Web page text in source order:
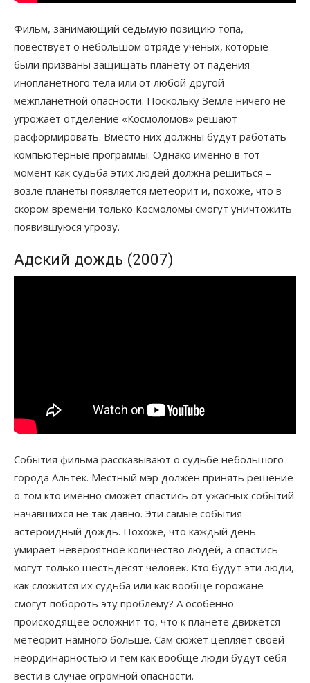
Фильм, занимающий седьмую позицию топа,
повествует о небольшом отряде ученых, которые
были призваны защищать планету от падения
инопланетного тела или от любой другой
межпланетной опасности. Поскольку Земле ничего не
угрожает отделение «Космоломов» решают
расформировать. Вместо них должны будут работать
компьютерные программы. Однако именно в тот
момент как судьба этих людей должна решиться –
возле планеты появляется метеорит и, похоже, что в
скором времени только Космоломы смогут уничтожить
появившуюся угрозу.
Адский дождь (2007)
События фильма рассказывают о судьбе небольшого
города Альтек. Местный мэр должен принять решение
о том кто именно сможет спастись от ужасных событий
начавшихся не так давно. Эти самые события –
астероидный дождь. Похоже, что каждый день
умирает невероятное количество людей, а спастись
могут только шестьдесят человек. Кто будут эти люди,
как сложится их судьба или как вообще горожане
смогут побороть эту проблему? А особенно
происходящее осложнит то, что к планете движется
метеорит намного больше. Сам сюжет цепляет своей
неординарностью и тем как вообще люди будут себя
вести в случае огромной опасности.